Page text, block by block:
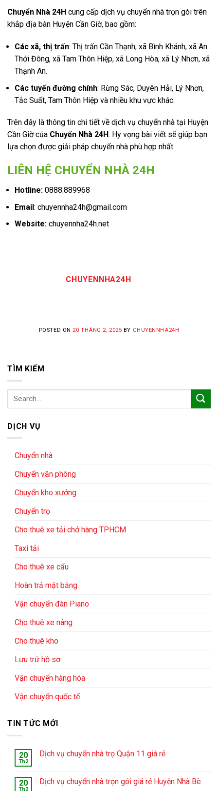
Chuyển Nhà 24H cung cấp dịch vụ chuyển nhà trọn gói trên
khắp địa bàn Huyện Cần Giờ, bao gồm:
Các xã, thị trấn: Thị trấn Cần Thạnh, xã Bình Khánh, xã An
Thới Đông, xã Tam Thôn Hiệp, xã Long Hòa, xã Lý Nhơn, xã
Thạnh An.
Các tuyến đường chính: Rừng Sác, Duyên Hải, Lý Nhơn,
Tắc Suất, Tam Thôn Hiệp và nhiều khu vực khác.
Trên đây là thông tin chi tiết về dịch vụ chuyển nhà tại Huyện
Cần Giờ của Chuyển Nhà 24H. Hy vọng bài viết sẽ giúp bạn
lựa chọn được giải pháp chuyển nhà phù hợp nhất.
LIÊN HỆ CHUYỂN NHÀ 24H
Hotline: 0888.889968
Email: chuyennha24h@gmail.com
Website: chuyennha24h.net
CHUYENNHA24H
POSTED ON 20 THÁNG 2, 2025 BY CHUYENNHA24H
TÌM KIẾM
DỊCH VỤ
Chuyển nhà
Chuyển văn phòng
Chuyển kho xưởng
Chuyển trọ
Cho thuê xe tải chở hàng TPHCM
Taxi tải
Cho thuê xe cẩu
Hoàn trả mặt bằng
Vận chuyển đàn Piano
Cho thuê xe nâng
Cho thuê kho
Lưu trữ hồ sơ
Vận chuyển hàng hóa
Vận chuyển quốc tế
TIN TỨC MỚI
20
Th2
Dịch vụ chuyển nhà trọ Quận 11 giá rẻ
20
Th2
Dịch vụ chuyển nhà trọn gói giá rẻ Huyện Nhà Bè